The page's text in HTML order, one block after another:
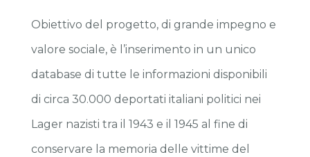
Obiettivo del progetto, di grande impegno e
valore sociale, è l’inserimento in un unico
database di tutte le informazioni disponibili
di circa 30.000 deportati italiani politici nei
Lager nazisti tra il 1943 e il 1945 al fine di
conservare la memoria delle vittime del